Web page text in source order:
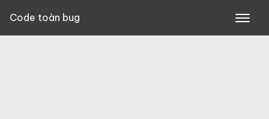
content
Code toàn bug